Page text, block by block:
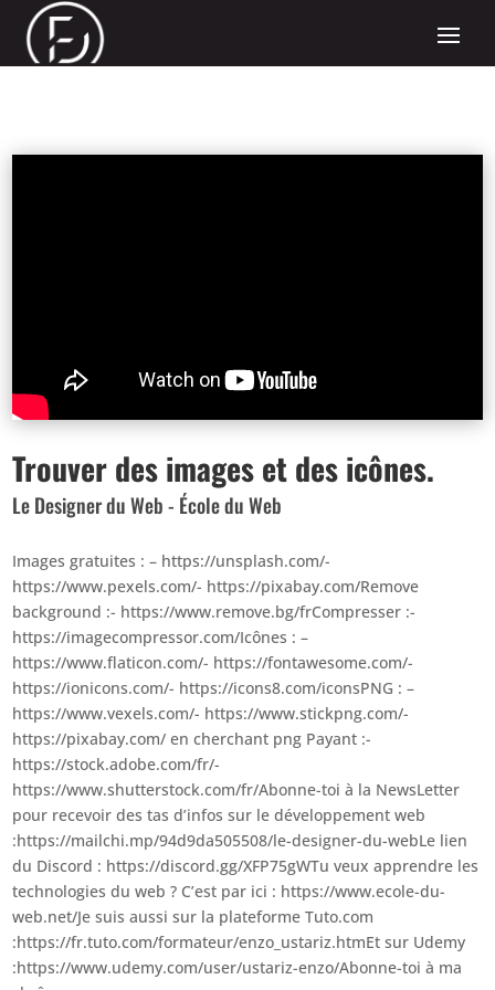
Trouver des images et des icônes.
Le Designer du Web - École du Web
Images gratuites : – https://unsplash.com/-
https://www.pexels.com/- https://pixabay.com/Remove
background :- https://www.remove.bg/frCompresser :-
https://imagecompressor.com/Icônes : –
https://www.flaticon.com/- https://fontawesome.com/-
https://ionicons.com/- https://icons8.com/iconsPNG : –
https://www.vexels.com/- https://www.stickpng.com/-
https://pixabay.com/ en cherchant png Payant :-
https://stock.adobe.com/fr/-
https://www.shutterstock.com/fr/Abonne-toi à la NewsLetter
pour recevoir des tas d’infos sur le développement web
:https://mailchi.mp/94d9da505508/le-designer-du-webLe lien
du Discord : https://discord.gg/XFP75gWTu veux apprendre les
technologies du web ? C’est par ici : https://www.ecole-du-
web.net/Je suis aussi sur la plateforme Tuto.com
:https://fr.tuto.com/formateur/enzo_ustariz.htmEt sur Udemy
:https://www.udemy.com/user/ustariz-enzo/Abonne-toi à ma